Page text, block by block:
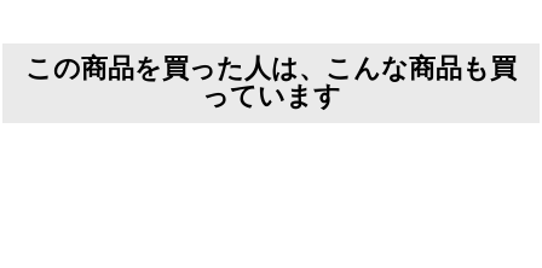
この商品を買った人は、こんな商品も買
っています